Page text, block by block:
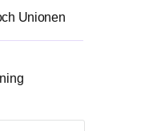
Unionen